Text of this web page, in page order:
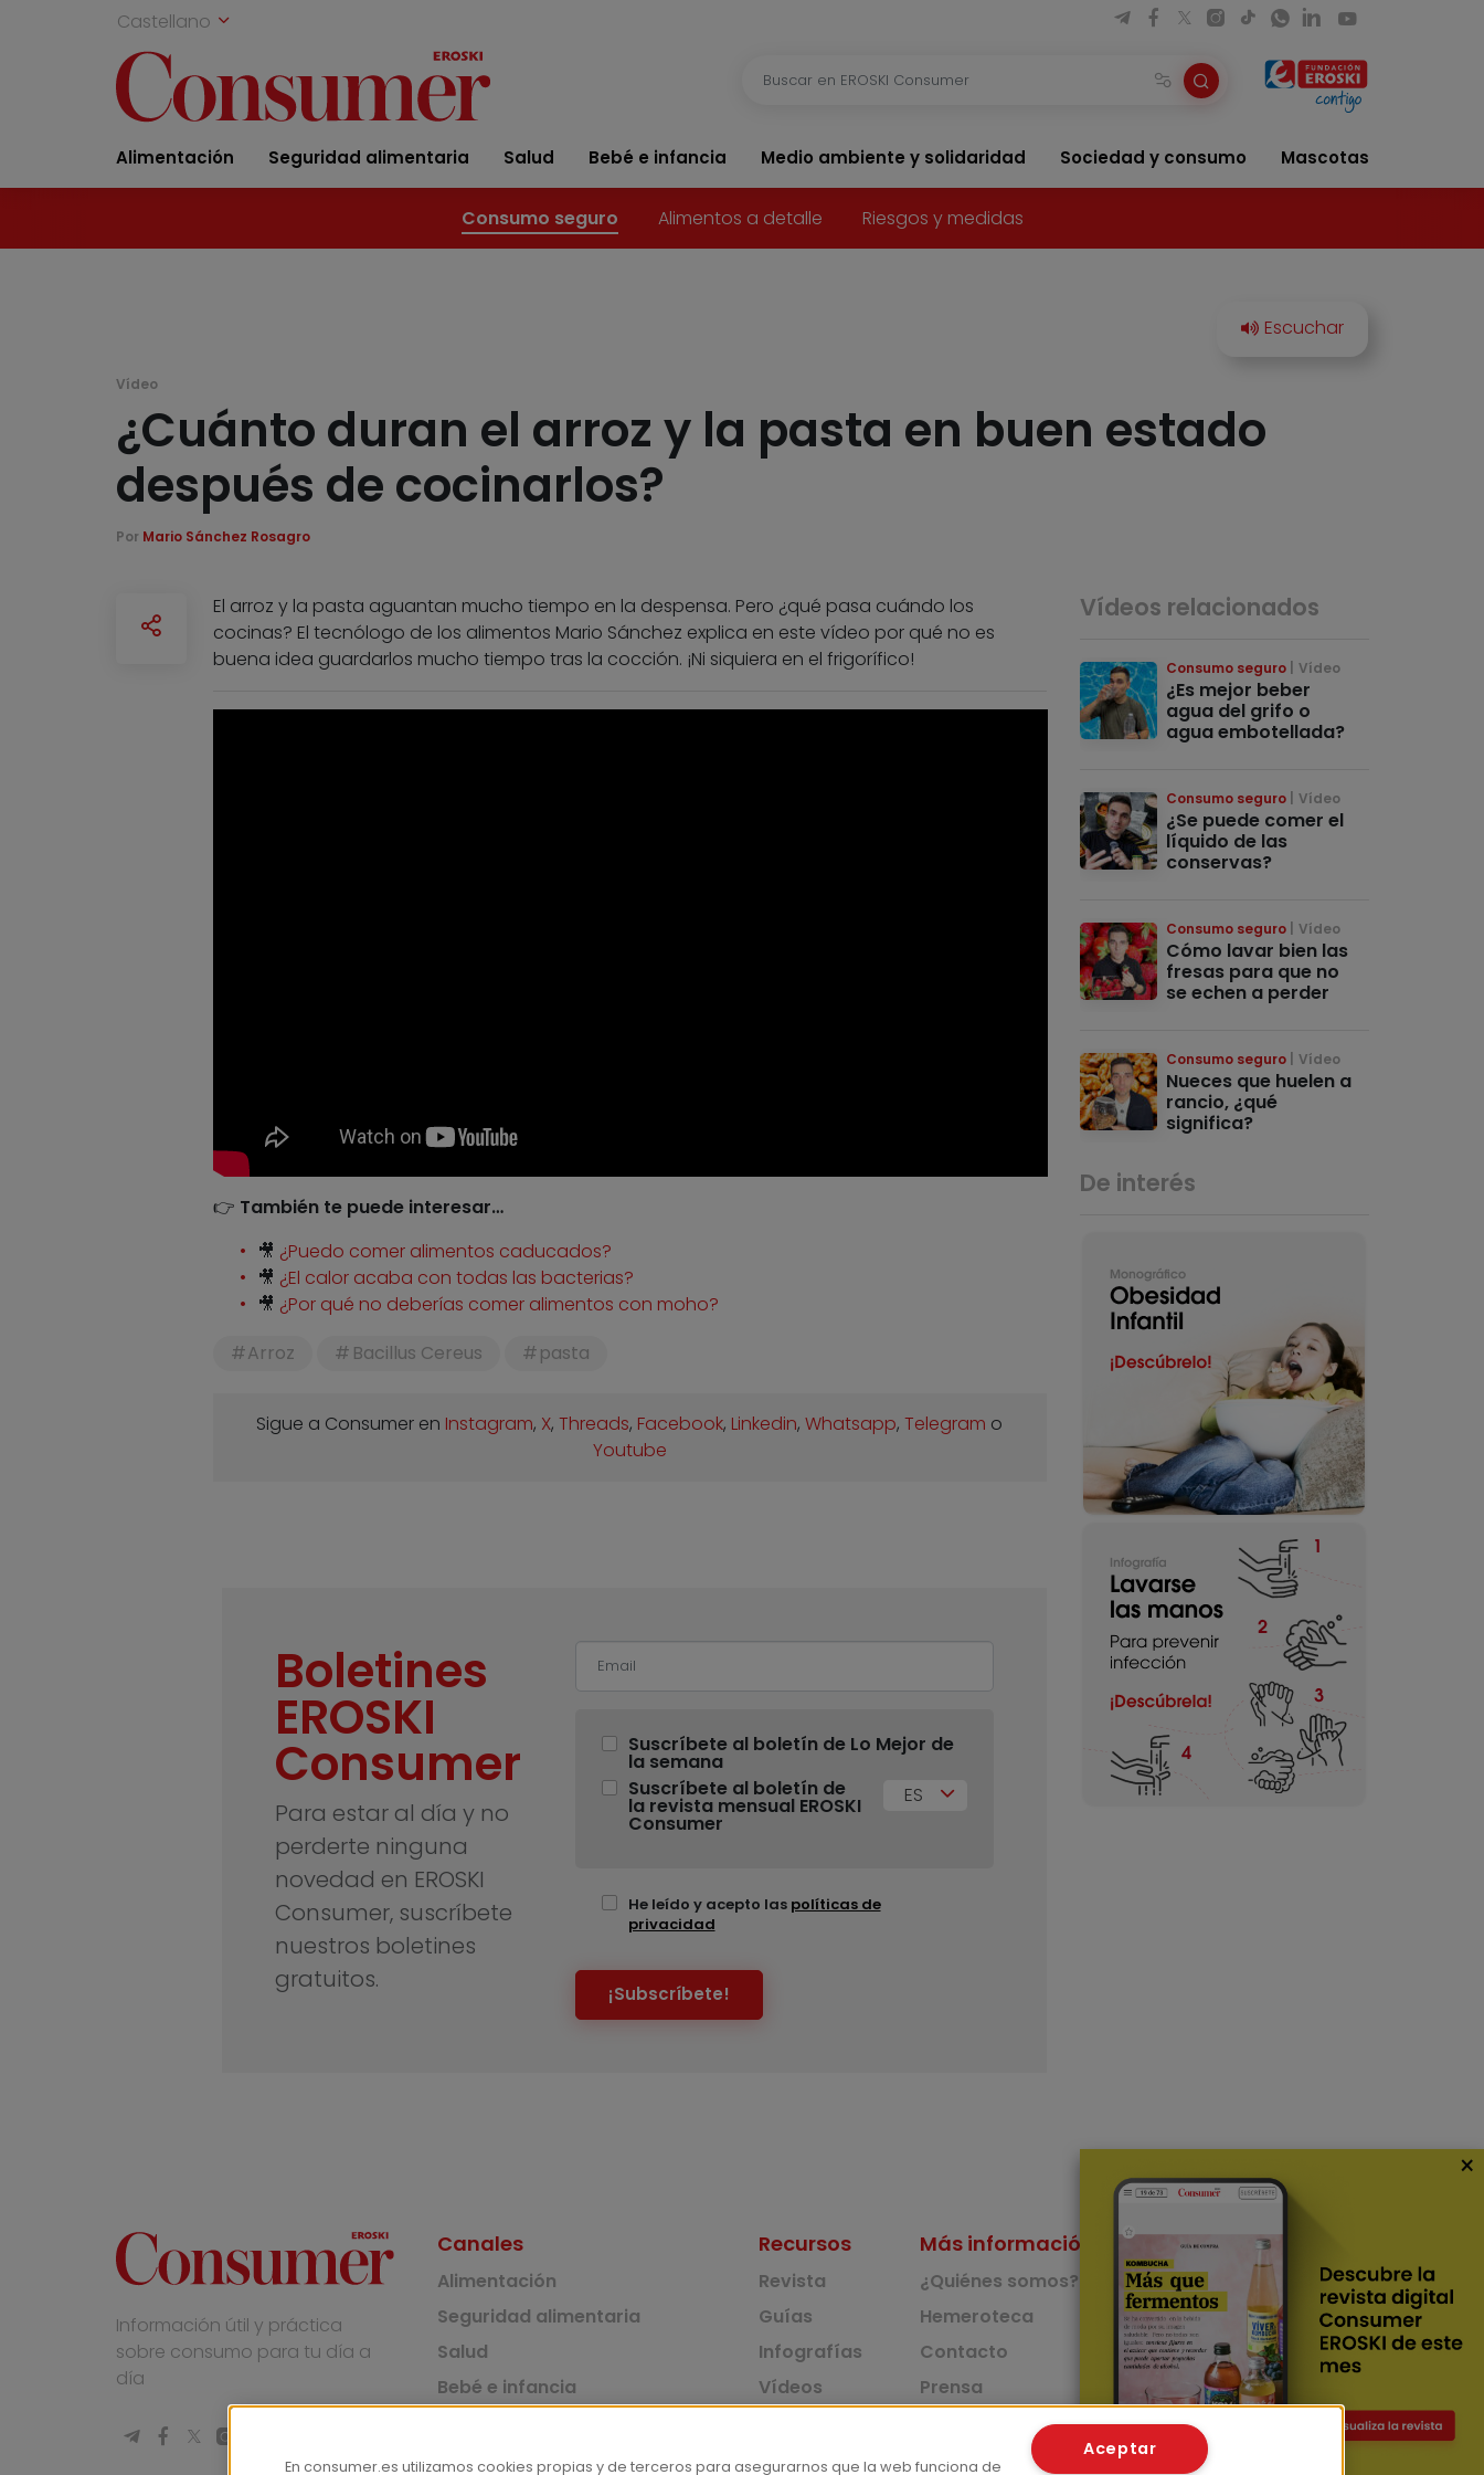
Castellano
Alimentación Seguridad alimentaria Salud Bebé e infancia Medio ambiente y solidaridad Sociedad y consumo Mascotas
Consumo seguro Alimentos a detalle Riesgos y medidas
Vídeo
¿Cuánto duran el arroz y la pasta en buen estado
después de cocinarlos?
Por Mario Sánchez Rosagro
El arroz y la pasta aguantan mucho tiempo en la despensa. Pero ¿qué pasa cuándo los
cocinas? El tecnólogo de los alimentos Mario Sánchez explica en este vídeo por qué no es
buena idea guardarlos mucho tiempo tras la cocción. ¡Ni siquiera en el frigorífico!
👉 También te puede interesar…
🎥 ¿Puedo comer alimentos caducados?
🎥 ¿El calor acaba con todas las bacterias?
🎥 ¿Por qué no deberías comer alimentos con moho?
Arroz
Bacillus Cereus pasta
Sigue a Consumer en Instagram, X,Threads, Facebook, Linkedin,Whatsapp,Telegram o
Youtube
Boletines
EROSKI
Consumer
Para estar al día y no
perderte ninguna
novedad en EROSKI
Consumer, suscríbete
nuestros boletines
gratuitos.
Suscríbete al boletín de Lo Mejor de
la semana
Suscríbete al boletín de
la revista mensual EROSKI
Consumer
ES
He leído y acepto las políticas de
privacidad
¡Subscríbete!
Vídeos relacionados
Consumo seguro Vídeo
¿Es mejor beber
agua del grifo o
agua embotellada?
Consumo seguro Vídeo
¿Se puede comer el
líquido de las
conservas?
Consumo seguro Vídeo
Cómo lavar bien las
fresas para que no
se echen a perder
Consumo seguro Vídeo
Nueces que huelen a
rancio, ¿qué
significa?
De interés
Información útil y práctica
sobre consumo para tu día a
día
Canales
Alimentación
Seguridad alimentaria
Salud
Bebé e infancia
Sociedad y consumo
Recursos
Revista
Guías
Infografías
Vídeos
Más información
¿Quiénes somos?
Hemeroteca
Contacto
Prensa
Corpus Lingüístico
Nuestras Apps
App de recetas
App del Camino de
Santiago
×
En consumer.es utilizamos cookies propias y de terceros para asegurarnos que la web funciona de
Aceptar